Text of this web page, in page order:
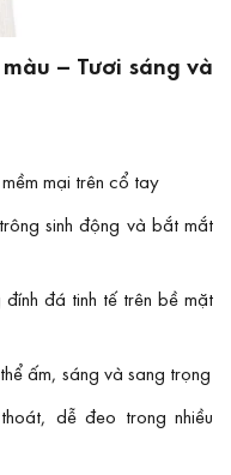
– Tươi sáng và
mại trên cổ tay
sinh động và bắt mắt
đá tinh tế trên bề mặt
ấm, sáng và sang trọng
dễ đeo trong nhiều